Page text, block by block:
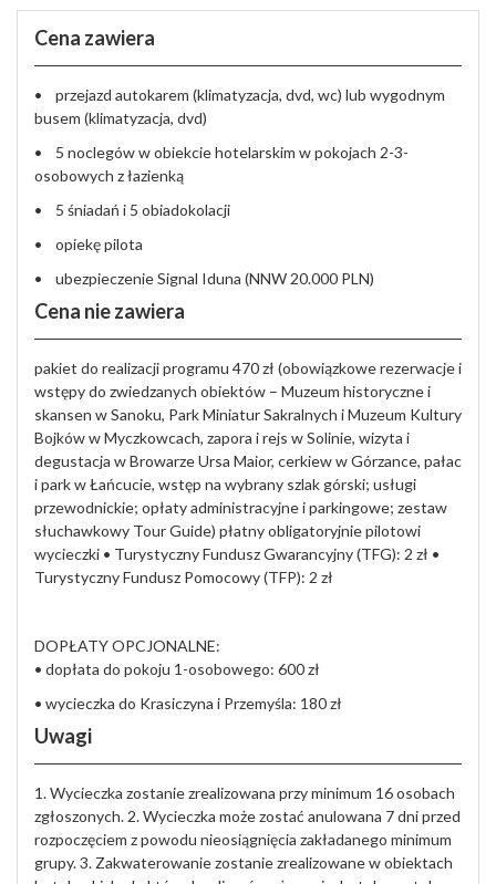
Cena zawiera
• przejazd autokarem (klimatyzacja, dvd, wc) lub wygodnym
busem (klimatyzacja, dvd)
• 5 noclegów w obiekcie hotelarskim w pokojach 2-3-
osobowych z łazienką
• 5 śniadań i 5 obiadokolacji
• opiekę pilota
• ubezpieczenie Signal Iduna (NNW 20.000 PLN)
Cena nie zawiera
pakiet do realizacji programu 470 zł (obowiązkowe rezerwacje i
wstępy do zwiedzanych obiektów – Muzeum historyczne i
skansen w Sanoku, Park Miniatur Sakralnych i Muzeum Kultury
Bojków w Myczkowcach, zapora i rejs w Solinie, wizyta i
degustacja w Browarze Ursa Maior, cerkiew w Górzance, pałac
i park w Łańcucie, wstęp na wybrany szlak górski; usługi
przewodnickie; opłaty administracyjne i parkingowe; zestaw
słuchawkowy Tour Guide) płatny obligatoryjnie pilotowi
wycieczki • Turystyczny Fundusz Gwarancyjny (TFG): 2 zł •
Turystyczny Fundusz Pomocowy (TFP): 2 zł
DOPŁATY OPCJONALNE:
• dopłata do pokoju 1-osobowego: 600 zł
• wycieczka do Krasiczyna i Przemyśla: 180 zł
Uwagi
1. Wycieczka zostanie zrealizowana przy minimum 16 osobach
zgłoszonych. 2. Wycieczka może zostać anulowana 7 dni przed
rozpoczęciem z powodu nieosiągnięcia zakładanego minimum
grupy. 3. Zakwaterowanie zostanie zrealizowane w obiektach